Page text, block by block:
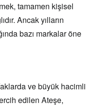
tamamen kişisel
Ancak yılların
bazı markalar öne
ve büyük hacimli
edilen Ateşe,